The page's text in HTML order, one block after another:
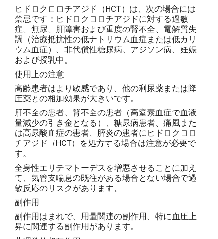
ヒドロクロロチアジド（HCT）は、次の場合には
禁忌です：ヒドロクロロチアジドに対する過敏
症、無尿、肝障害および重度の腎不全、電解質失
調（治療抵抗性の低ナトリウム血症または低カリ
ウム血症）、非代償性糖尿病、アジソン病、妊娠
および授乳中。
使用上の注意
高齢患者はより敏感であり、他の利尿薬または降
圧薬との相加効果が大きいです。
肝不全の患者、腎不全の患者（高窒素血症で血液
量減少の引き金となる）、糖尿病患者、痛風また
は高尿酸血症の患者、膵炎の患者にヒドロクロロ
チアジド（HCT）を処方する場合は注意が必要で
す。
全身性エリテマトーデスを増悪させることに加え
て、気管支喘息の既往がある場合とない場合で過
敏反応のリスクがあります。
副作用
副作用はまれで、用量関連の副作用、特に血圧上
昇に関連する副作用があります。